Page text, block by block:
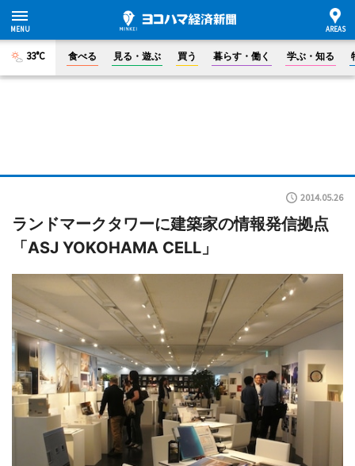
33°C 食べる 見る・遊ぶ 買う 暮らす・働く 学ぶ・知る
2014.05.26
ランドマークタワーに建築家の情報発信拠点
「ASJ YOKOHAMA CELL」